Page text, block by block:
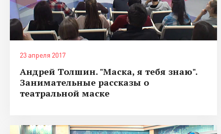
23 апреля 2017
Андрей Толшин. "Маска, я тебя знаю".
Занимательные рассказы о
театральной маске